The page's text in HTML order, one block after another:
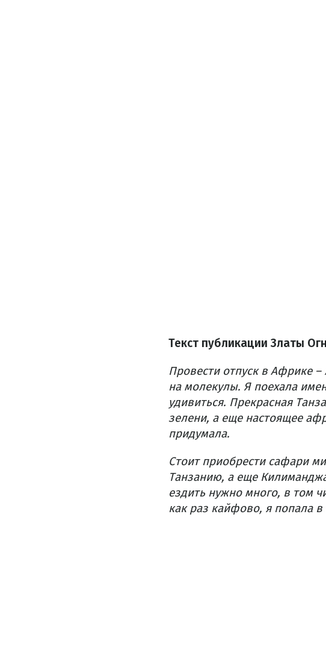
Текст публикации Златы
Провести отпуск в Африке
на молекулы. Я поехала
удивиться. Прекрасная
зелени, а еще настоящее
придумала.
Стоит приобрести сафари
Танзанию, а еще
ездить нужно много, в том
как раз кайфово, я попала